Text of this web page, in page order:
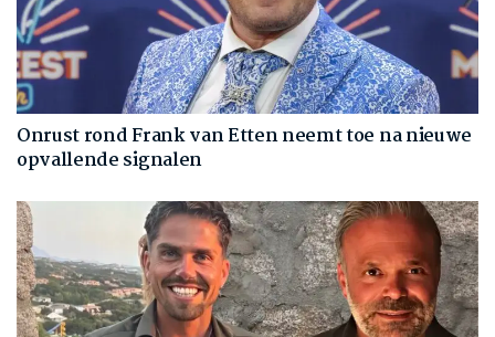
Onrust rond Frank van Etten neemt toe na nieuwe
opvallende signalen